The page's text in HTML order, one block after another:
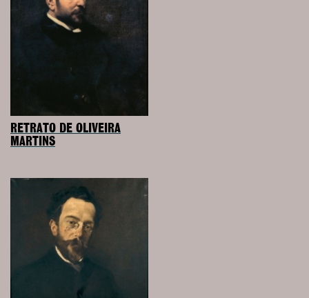
RETRATO DE OLIVEIRA
MARTINS